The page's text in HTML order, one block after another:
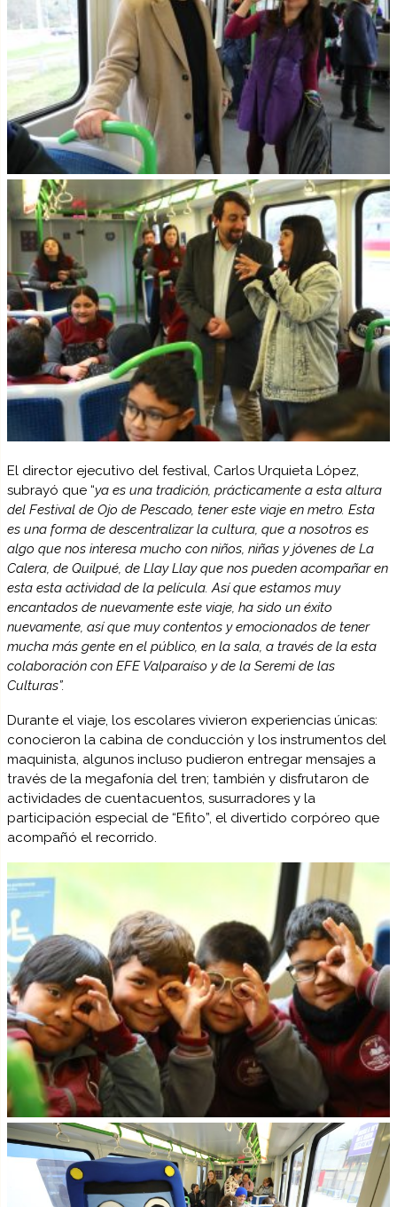
El director ejecutivo del festival, Carlos Urquieta López,
subrayó que “ya es una tradición, prácticamente a esta altura
del Festival de Ojo de Pescado, tener este viaje en metro. Esta
es una forma de descentralizar la cultura, que a nosotros es
algo que nos interesa mucho con niños, niñas y jóvenes de La
Calera, de Quilpué, de Llay Llay que nos pueden acompañar en
esta esta actividad de la película. Así que estamos muy
encantados de nuevamente este viaje, ha sido un éxito
nuevamente, así que muy contentos y emocionados de tener
mucha más gente en el público, en la sala, a través de la esta
colaboración con EFE Valparaíso y de la Seremi de las
Culturas”.
Durante el viaje, los escolares vivieron experiencias únicas:
conocieron la cabina de conducción y los instrumentos del
maquinista, algunos incluso pudieron entregar mensajes a
través de la megafonía del tren; también y disfrutaron de
actividades de cuentacuentos, susurradores y la
participación especial de “Efito”, el divertido corpóreo que
acompañó el recorrido.